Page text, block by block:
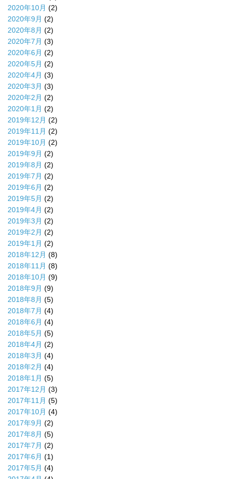
2020年10月 (2)
2020年9月 (2)
2020年8月 (2)
2020年7月 (3)
2020年6月 (2)
2020年5月 (2)
2020年4月 (3)
2020年3月 (3)
2020年2月 (2)
2020年1月 (2)
2019年12月 (2)
2019年11月 (2)
2019年10月 (2)
2019年9月 (2)
2019年8月 (2)
2019年7月 (2)
2019年6月 (2)
2019年5月 (2)
2019年4月 (2)
2019年3月 (2)
2019年2月 (2)
2019年1月 (2)
2018年12月 (8)
2018年11月 (8)
2018年10月 (9)
2018年9月 (9)
2018年8月 (5)
2018年7月 (4)
2018年6月 (4)
2018年5月 (5)
2018年4月 (2)
2018年3月 (4)
2018年2月 (4)
2018年1月 (5)
2017年12月 (3)
2017年11月 (5)
2017年10月 (4)
2017年9月 (2)
2017年8月 (5)
2017年7月 (2)
2017年6月 (1)
2017年5月 (4)